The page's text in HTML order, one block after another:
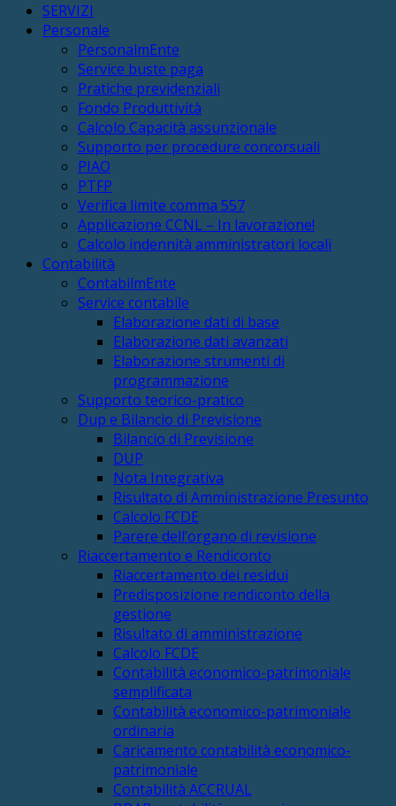
SERVIZI
Personale
PersonalmEnte
Service buste paga
Pratiche previdenziali
Fondo Produttività
Calcolo Capacità assunzionale
Supporto per procedure concorsuali
PIAO
PTFP
Verifica limite comma 557
Applicazione CCNL – In lavorazione!
Calcolo indennità amministratori locali
Contabilità
ContabilmEnte
Service contabile
Elaborazione dati di base
Elaborazione dati avanzati
Elaborazione strumenti di
programmazione
Supporto teorico-pratico
Dup e Bilancio di Previsione
Bilancio di Previsione
DUP
Nota Integrativa
Risultato di Amministrazione Presunto
Calcolo FCDE
Parere dell’organo di revisione
Riaccertamento e Rendiconto
Riaccertamento dei residui
Predisposizione rendiconto della
gestione
Risultato di amministrazione
Calcolo FCDE
Contabilità economico-patrimoniale
semplificata
Contabilità economico-patrimoniale
ordinaria
Caricamento contabilità economico-
patrimoniale
Contabilità ACCRUAL